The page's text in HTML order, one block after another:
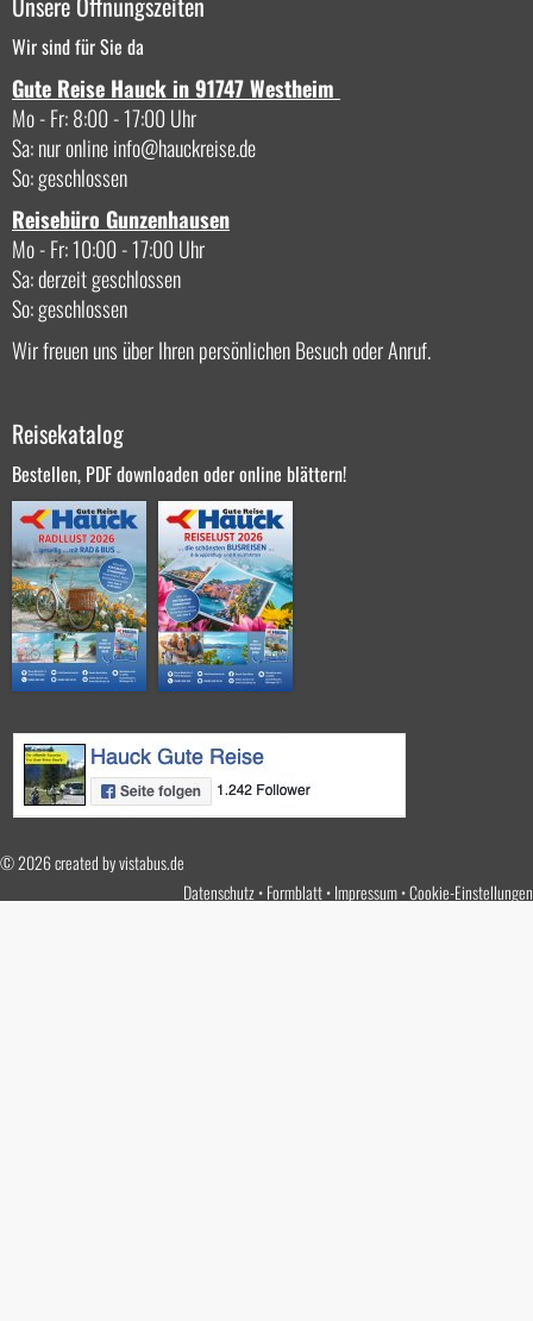
Wir sind für Sie da
Gute Reise Hauck in 91747 Westheim
Mo - Fr: 8:00 - 17:00 Uhr
Sa: nur onlineinfo
hauckreise.de
So: geschlossen
Reisebüro Gunzenhausen
Mo - Fr: 10:00 - 17:00 Uhr
Sa: derzeit geschlossen
So: geschlossen
Wir freuen uns über Ihren persönlichen Besuch oder Anruf.
Reisekatalog
Bestellen, PDF downloaden oder online blättern!
© 2026 created byvistabus.de
Datenschutz Formblatt Impressum Cookie-Einstellungen